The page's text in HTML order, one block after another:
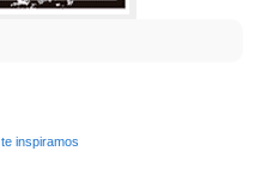
te inspiramos